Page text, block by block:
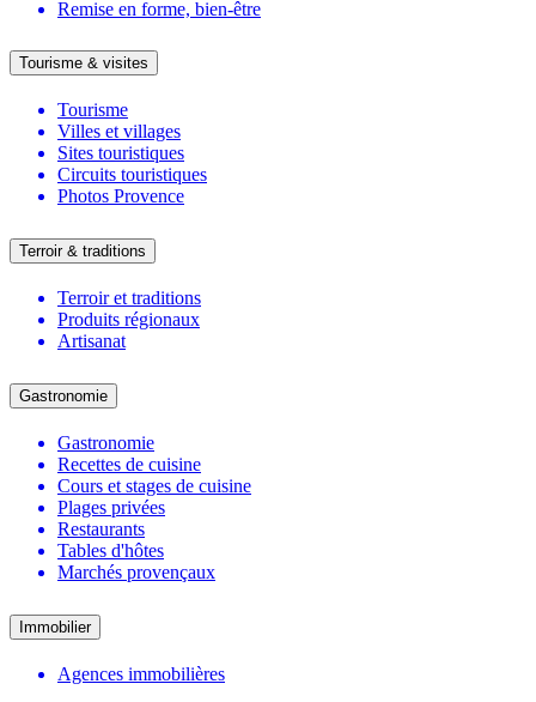
Remise en forme, bien-être
Tourisme & visites
Tourisme
Villes et villages
Sites touristiques
Circuits touristiques
Photos Provence
Terroir & traditions
Terroir et traditions
Produits régionaux
Artisanat
Gastronomie
Gastronomie
Recettes de cuisine
Cours et stages de cuisine
Plages privées
Restaurants
Tables d'hôtes
Marchés provençaux
Immobilier
Agences immobilières